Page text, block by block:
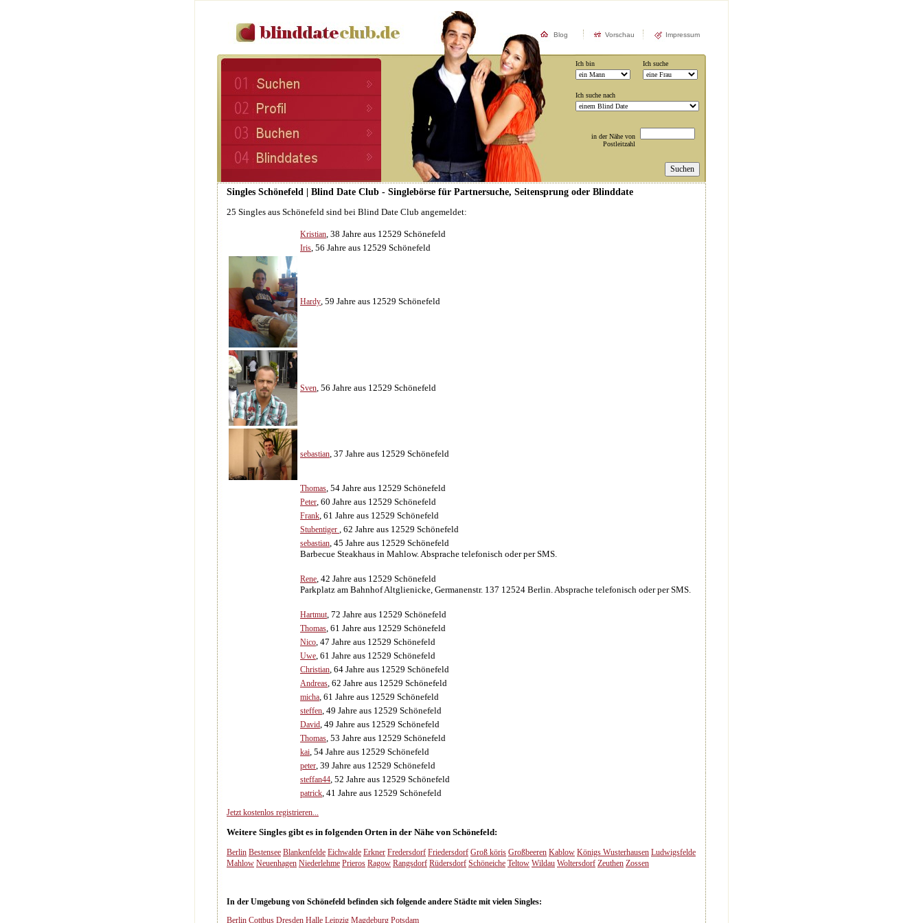
Blog Vorschau Impressum
Ich bin Ich suche
Ich suche nach
in der Nähe von
Postleitzahl
Singles Schönefeld | Blind Date Club - Singlebörse für Partnersuche, Seitensprung oder Blinddate
25 Singles aus Schönefeld sind bei Blind Date Club angemeldet:
Kristian, 38 Jahre aus 12529 Schönefeld
Iris, 56 Jahre aus 12529 Schönefeld
Hardy, 59 Jahre aus 12529 Schönefeld
Sven, 56 Jahre aus 12529 Schönefeld
sebastian, 37 Jahre aus 12529 Schönefeld
Thomas, 54 Jahre aus 12529 Schönefeld
Peter, 60 Jahre aus 12529 Schönefeld
Frank, 61 Jahre aus 12529 Schönefeld
Stubentiger , 62 Jahre aus 12529 Schönefeld
sebastian, 45 Jahre aus 12529 Schönefeld
Barbecue Steakhaus in Mahlow. Absprache telefonisch oder per SMS.
Rene, 42 Jahre aus 12529 Schönefeld
Parkplatz am Bahnhof Altglienicke, Germanenstr. 137 12524 Berlin. Absprache telefonisch oder per SMS.
Hartmut, 72 Jahre aus 12529 Schönefeld
Thomas, 61 Jahre aus 12529 Schönefeld
Nico, 47 Jahre aus 12529 Schönefeld
Uwe, 61 Jahre aus 12529 Schönefeld
Christian, 64 Jahre aus 12529 Schönefeld
Andreas, 62 Jahre aus 12529 Schönefeld
micha, 61 Jahre aus 12529 Schönefeld
steffen, 49 Jahre aus 12529 Schönefeld
David, 49 Jahre aus 12529 Schönefeld
Thomas, 53 Jahre aus 12529 Schönefeld
kai, 54 Jahre aus 12529 Schönefeld
peter, 39 Jahre aus 12529 Schönefeld
steffan44, 52 Jahre aus 12529 Schönefeld
patrick, 41 Jahre aus 12529 Schönefeld
Jetzt kostenlos registrieren...
Weitere Singles gibt es in folgenden Orten in der Nähe von Schönefeld:
Berlin Bestensee Blankenfelde Eichwalde Erkner Fredersdorf Friedersdorf Groß köris Großbeeren Kablow Königs Wusterhausen Ludwigsfelde
Mahlow Neuenhagen Niederlehme Prieros Ragow Rangsdorf Rüdersdorf Schöneiche Teltow Wildau Woltersdorf Zeuthen Zossen
In der Umgebung von Schönefeld befinden sich folgende andere Städte mit vielen Singles:
Berlin Cottbus Dresden Halle Leipzig Magdeburg Potsdam